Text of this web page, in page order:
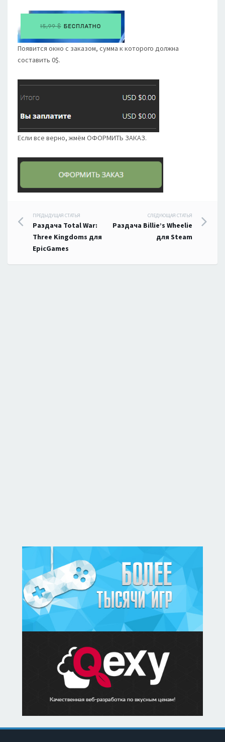
Появится окно с заказом, сумма к которого должна
составить 0$.
Если все верно, жмём ОФОРМИТЬ ЗАКАЗ.
Навигация
по
записям
ПРЕДЫДУЩАЯ СТАТЬЯ
Раздача Total War:
Three Kingdoms для
EpicGames
СЛЕДУЮЩАЯ СТАТЬЯ
Раздача Billie’s Wheelie
для Steam